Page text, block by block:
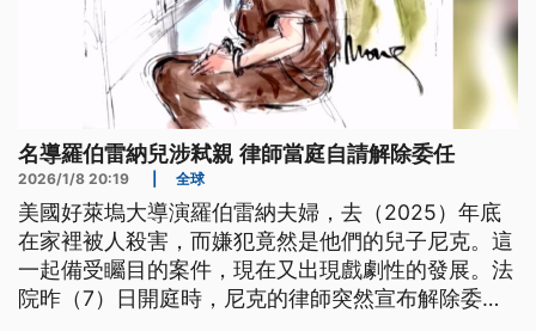
名導羅伯雷納兒涉弒親 律師當庭自請解除委任
2026/1/8 20:19 全球
美國好萊塢大導演羅伯雷納夫婦，去（2025）年底
在家裡被人殺害，而嫌犯竟然是他們的兒子尼克。這
一起備受矚目的案件，現在又出現戲劇性的發展。法
院昨（7）日開庭時，尼克的律師突然宣布解除委